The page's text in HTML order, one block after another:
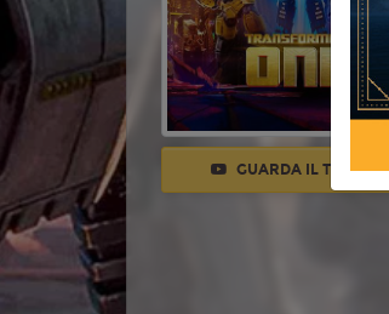
GUARDA IL TRAILER